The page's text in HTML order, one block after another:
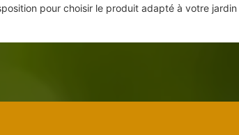
pour choisir le produit adapté à votre jardin